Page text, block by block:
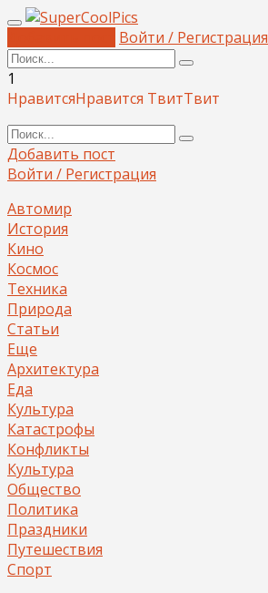
Войти / Регистрация
1
НравитсяНравится ТвитТвит
Добавить пост
Войти / Регистрация
Автомир
История
Кино
Космос
Техника
Природа
Статьи
Еще
Архитектура
Еда
Культура
Катастрофы
Конфликты
Культура
Общество
Политика
Праздники
Путешествия
Спорт